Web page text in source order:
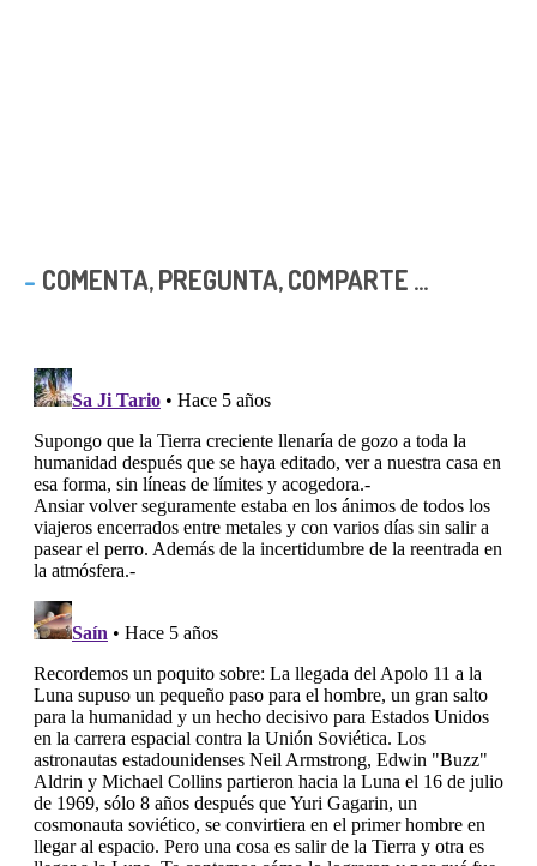
COMENTA, PREGUNTA, COMPARTE ...